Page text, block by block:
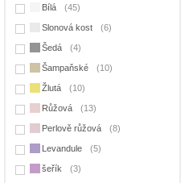
Bílá
(45)
Slonová kost (6)
Šedá (4)
Šampaňské (10)
Žlutá (10)
Růžová (13)
Perlově růžová (8)
Levandule (5)
šeřík (3)